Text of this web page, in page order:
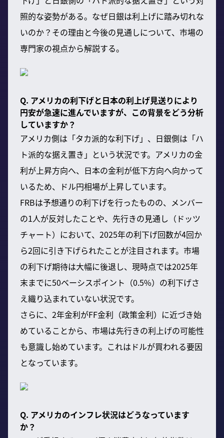
照的な姿勢がある。なぜ日銀は利上げに踏み切れな
いのか？その理由と今後の見通しについて、市場の
専門家の視点から解説する。
Q. アメリカの利下げと日本の利上げ見送りにより
円安が急速に進んでいますが、この背景をどう分析
していますか？
アメリカ側は「タカ派的な利下げ」、日銀側は「ハ
ト派的な据え置き」という状況です。アメリカの金
利が上昇方向へ、日本の金利が低下方向へ向かって
いるため、ドル円相場が上昇しています。
FRBは予想通りの利下げを行ったものの、メンバー
の1人が反対したことや、先行きの見通し（ドッツ
チャート）において、2025年の利下げ回数が4回か
ら2回に引き下げられたことが注目されます。市場
の利下げ期待は大幅に後退し、現時点では2025年
末までに50ベーシスポイント（0.5%）の利下げさ
え織り込まれていない状況です。
さらに、2年金利がFF金利（政策金利）に近づき始
めていることから、市場は先行きの利上げの可能性
も意識し始めています。これはドルが買われる要因
となっています。
Q. アメリカのインフレ状況はどうなっています
か？